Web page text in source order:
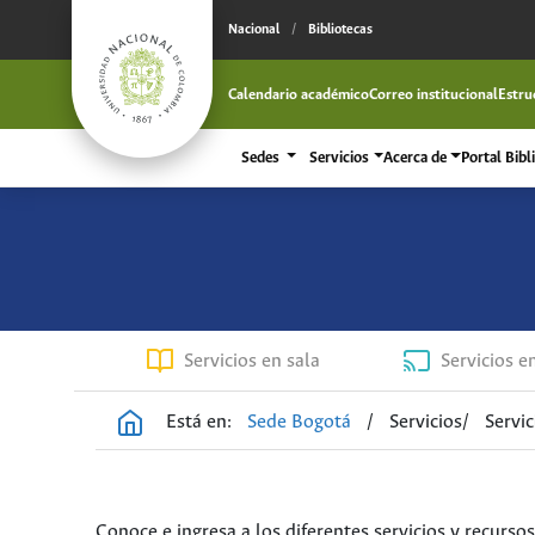
Nacional / Bibliotecas
Calendario académicoCorreo institucional
Sedes Servicios Acerca de Portal
Servicios en sala Servicios
Está en: Sede Bogotá / Servicios/